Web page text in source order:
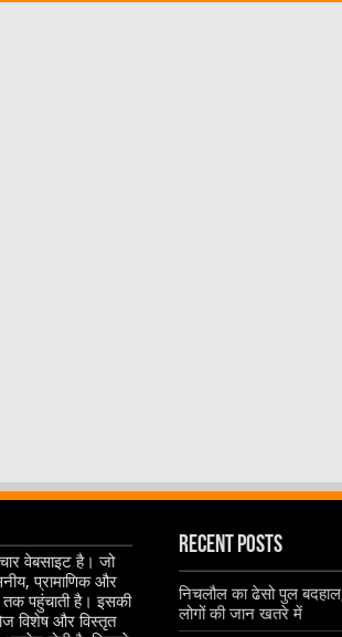
वेबसाइट है। जो
प्रामाणिक और
तक पहुंचाती है। इसकी
विशेष और विस्तृत
Recent Posts
निचलौल का ढेसो पुल
लोगों की जान खतरे में